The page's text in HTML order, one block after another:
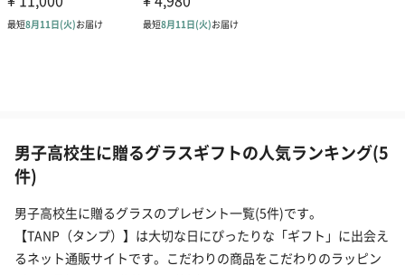
男子高校生に贈るグラスギフトの人気ランキング(5
件)
男子高校生に贈るグラスのプレゼント一覧(5件)です。
【TANP（タンプ）】は大切な日にぴったりな「ギフト」に出会え
るネット通販サイトです。こだわりの商品をこだわりのラッピン